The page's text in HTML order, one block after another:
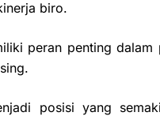
biro.
peran penting dalam
posisi yang